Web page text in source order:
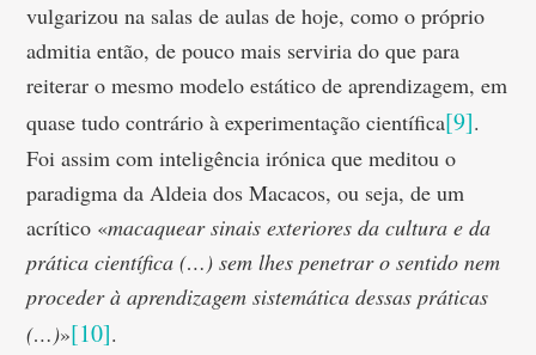
vulgarizou na salas de aulas de hoje, como o próprio
admitia então, de pouco mais serviria do que para
reiterar o mesmo modelo estático de aprendizagem, em
quase tudo contrário à experimentação científica[9].
Foi assim com inteligência irónica que meditou o
paradigma da Aldeia dos Macacos, ou seja, de um
acrítico «macaquear sinais exteriores da cultura e da
prática científica (…) sem lhes penetrar o sentido nem
proceder à aprendizagem sistemática dessas práticas
(…)»[10].